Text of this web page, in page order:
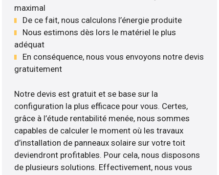
maximal
De ce fait, nous calculons l’énergie produite
Nous estimons dès lors le matériel le plus
adéquat
En conséquence, nous vous envoyons notre devis
gratuitement
Notre devis est gratuit et se base sur la
configuration la plus efficace pour vous. Certes,
grâce à l’étude rentabilité menée, nous sommes
capables de calculer le moment où les travaux
d’installation de panneaux solaire sur votre toit
deviendront profitables. Pour cela, nous disposons
de plusieurs solutions. Effectivement, nous vous